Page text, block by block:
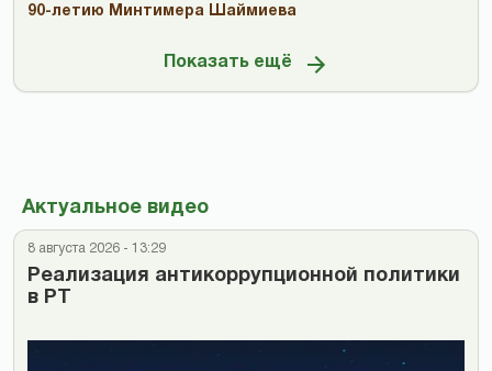
90-летию Минтимера Шаймиева
Показать ещё
Актуальное видео
8 августа 2026 - 13:29
Реализация антикоррупционной политики
в РТ